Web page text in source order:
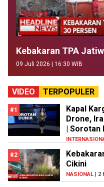
Kebakaran TPA
09 Juli 2026 | 16:30 WIB
VIDEO TERPOPULER
#1
Kapal
Drone,
| Sorotan
#2
Cikini
NASIONAL | 2